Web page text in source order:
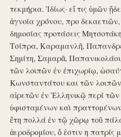
τεκμήρια. Ἰδίως· εἴ τις ὑμῶν
ἀγνοία χρόνου, προ
δημοσίας προτάσεις
Τσίπρα, Καραμανλῆ,
Σημίτη, Σαμαρᾶ,
τῶν λοιπῶν ἐν ἐπιχωρίῳ,
Κωνσταντάτου και τῶν λοιπῶν
αἱρετῶν ἐν Ἑλληνικῷ περί τῶν
ὑφισταμένων καὶ
ἔτη πολλά ἐν τῷ χῶρῳ τοῦ
ἀεροδρομίου, ὅ ἐστιν η πατρίς